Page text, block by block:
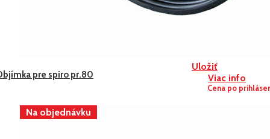
Uložiť
Viac info
pre spiro pr.80
Cena po